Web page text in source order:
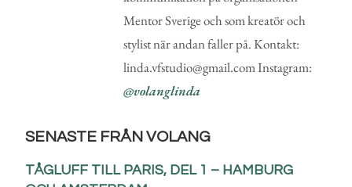
Mentor Sverige och som kreatör och
stylist när andan faller på. Kontakt:
linda.vfstudio@gmail.com Instagram:
@volanglinda
SENASTE FRÅN VOLANG
TÅGLUFF TILL PARIS, DEL 1 – HAMBURG